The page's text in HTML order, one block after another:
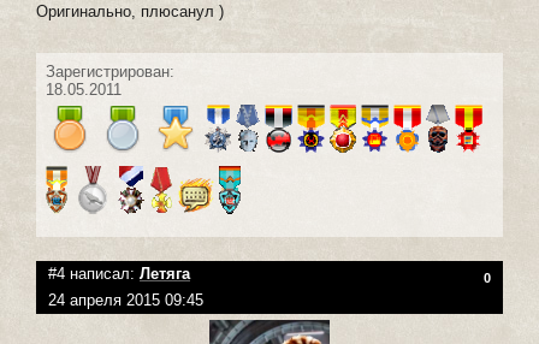
Оригинально, плюсанул )
Зарегистрирован:
18.05.2011
#4 написал: Летяга 0
24 апреля 2015 09:45